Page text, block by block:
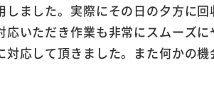
ました。実際にその日の夕方に回
いただき作業も非常にスムーズに
応して頂きました。また何かの機